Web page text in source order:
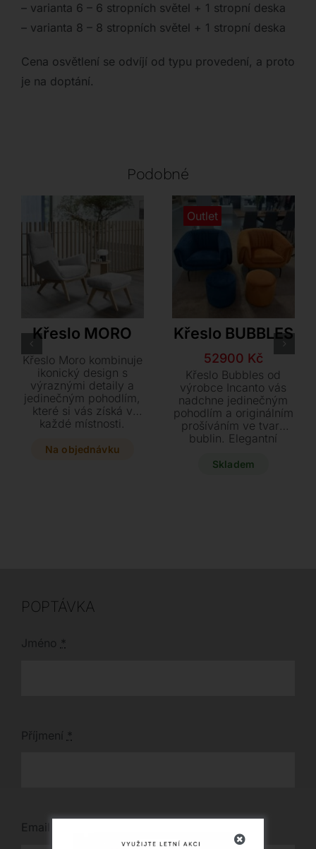
– varianta 6 – 6 stropních světel + 1 stropní deska
– varianta 8 – 8 stropních světel + 1 stropní deska
Cena osvětlení se odvíjí od typu provedení, a proto
je na doptání.
Podobné
Křeslo MORO
Křeslo Moro kombinuje
ikonický design s
výraznými detaily a
jedinečným pohodlím,
které si vás získá v
každé místnosti.
škály textilií či kůží a
Na objednávku
Outlet
Křeslo BUBBLES
Původní
cena
byla:
61900 Kč.
52900 Kč
Aktuální
cena
je:
52900 Kč.
Křeslo Bubbles od
výrobce Incanto vás
nadchne jedinečným
pohodlím a originálním
prošíváním ve tvaru
bublin. Elegantní
modrém či oranžovém
Skladem
POPTÁVKA
Jméno *
Příjmení *
Email